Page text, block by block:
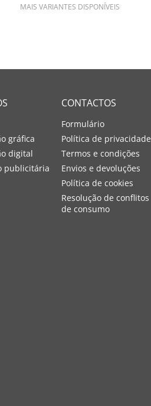
MAIS VARIANTES DISPONÍVEIS
gráfica
digital
publicitária
CONTACTOS
Formulário
Política de privacidade
Termos e condições
Envios e devoluções
Política de cookies
Resolução de conflitos
de consumo